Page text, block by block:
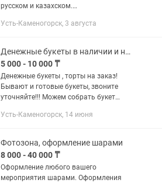
русском и казахском.
близким Эмоции радости и
памяти именинника...
Усть-Каменогорск, 3 августа
Денежные букеты в наличии и на заказ
5 000 - 10 000 ₸
Денежные букеты , торты на заказ!
Бывают и готовые букеты, звоните
уточняйте!!! Можем собрать букет
Поченьу денежный букет - это классно?
Усть-Каменогорск, 14 июня
Фотозона, оформление шарами
8 000 - 40 000 ₸
Оформление любого вашего
мероприятия шарами. Оформления